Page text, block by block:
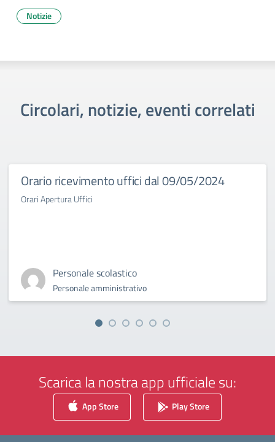
Notizie
Circolari, notizie, eventi correlati
Orario ricevimento uffici dal 09/05/2024
Orari Apertura Uffici
Personale scolastico
Personale amministrativo
Scarica la nostra app ufficiale su:
App Store Play Store